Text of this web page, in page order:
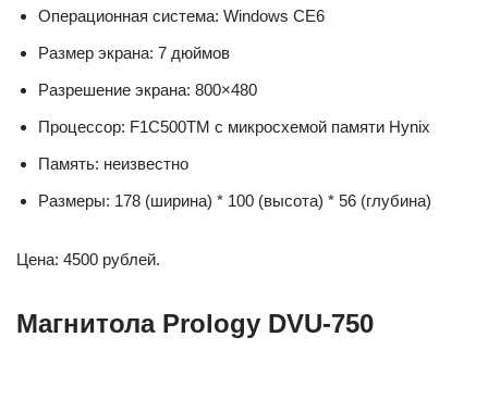
Операционная система: Windows CE6
Размер экрана: 7 дюймов
Разрешение экрана: 800×480
Процессор: F1C500TM с микросхемой памяти Hynix
Память: неизвестно
Размеры: 178 (ширина) * 100 (высота) * 56 (глубина)
Цена: 4500 рублей.
Магнитола Prology DVU-750